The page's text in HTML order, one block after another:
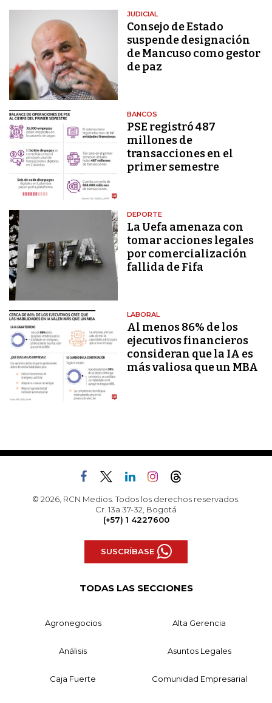
JUDICIAL
Consejo de Estado
suspende designación
de Mancuso como gestor
de paz
BANCOS
PSE registró 487
millones de
transacciones en el
primer semestre
DEPORTE
La Uefa amenaza con
tomar acciones legales
por comercialización
fallida de Fifa
LABORAL
Al menos 86% de los
ejecutivos financieros
consideran que la IA es
más valiosa que un MBA
© 2026, RCN Medios. Todos los derechos reservados.
Cr. 13a 37-32, Bogotá
(+57) 1 4227600
SUSCRÍBASE
TODAS LAS SECCIONES
Agronegocios Alta Gerencia
Análisis Asuntos Legales
Caja Fuerte Comunidad Empresarial